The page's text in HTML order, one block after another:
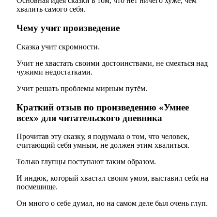
хвалить самого себя.
Чему учит произведение
Сказка учит скромности.
Учит не хвастать своими достоинствами, не смеяться над
чужими недостатками.
Учит решать проблемы мирным путём.
Краткий отзыв по произведению «Умнее
всех» для читательского дневника
Прочитав эту сказку, я подумала о том, что человек,
считающий себя умным, не должен этим хвалиться.
Только глупцы поступают таким образом.
И индюк, который хвастал своим умом, выставил себя на
посмешище.
Он много о себе думал, но на самом деле был очень глуп.